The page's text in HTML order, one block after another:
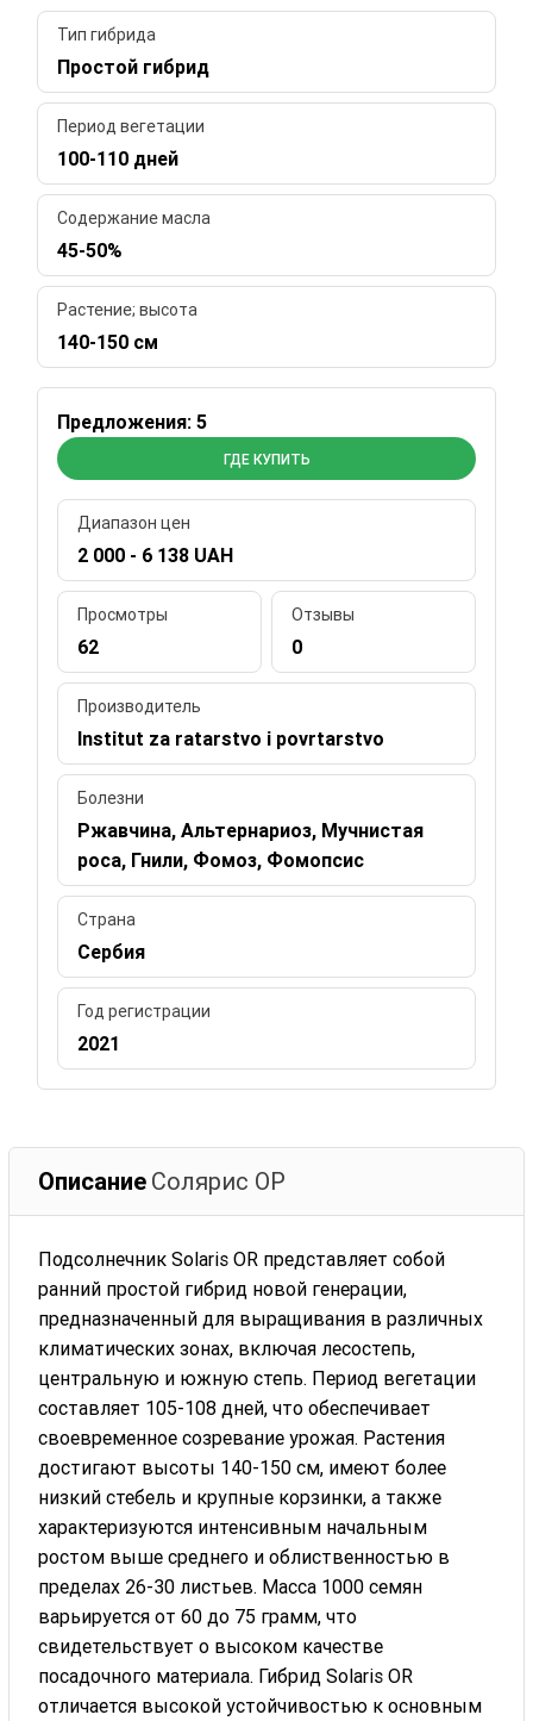
Тип гибрида
Простой гибрид
Период вегетации
100-110 дней
Содержание масла
45-50%
Растение; высота
140-150 см
Предложения: 5
ГДЕ КУПИТЬ
Диапазон цен
2 000 - 6 138 UAH
Просмотры
62
Отзывы
0
Производитель
Institut za ratarstvo i povrtarstvo
Болезни
Ржавчина, Альтернариоз, Мучнистая
роса, Гнили, Фомоз, Фомопсис
Страна
Сербия
Год регистрации
2021
Описание Солярис ОР
Подсолнечник Solaris OR представляет собой
ранний простой гибрид новой генерации,
предназначенный для выращивания в различных
климатических зонах, включая лесостепь,
центральную и южную степь. Период вегетации
составляет 105-108 дней, что обеспечивает
своевременное созревание урожая. Растения
достигают высоты 140-150 см, имеют более
низкий стебель и крупные корзинки, а также
характеризуются интенсивным начальным
ростом выше среднего и облиственностью в
пределах 26-30 листьев. Масса 1000 семян
варьируется от 60 до 75 грамм, что
свидетельствует о высоком качестве
посадочного материала. Гибрид Solaris OR
отличается высокой устойчивостью к основным